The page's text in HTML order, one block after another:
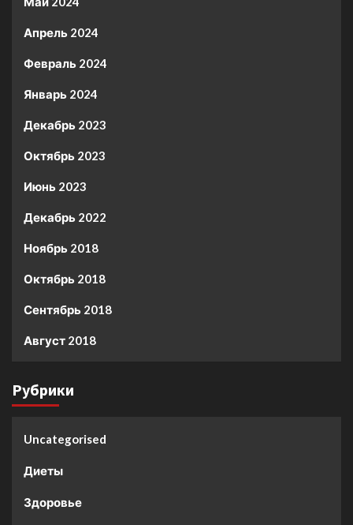
Апрель 2024
Февраль 2024
Январь 2024
Декабрь 2023
Октябрь 2023
Июнь 2023
Декабрь 2022
Ноябрь 2018
Октябрь 2018
Сентябрь 2018
Август 2018
Рубрики
Uncategorised
Диеты
Здоровье